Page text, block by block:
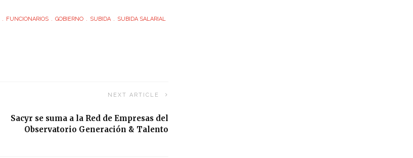
FUNCIONARIOS GOBIERNO SUBIDA
SUBIDA SALARIAL
NEXT ARTICLE
Sacyr se suma a la Red de Empresas del
Observatorio Generación & Talento